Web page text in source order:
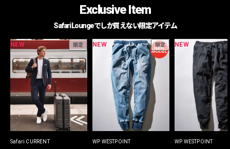
Exclusive Item
Safari Loungeでしか買えない限定アイテム
NEW 限定
Safari CURRENT
NEW 限定
WP WESTPOINT
NEW
WP WESTPOINT